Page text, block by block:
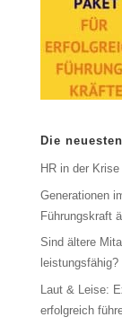
Die
HR in der
Generationen
Führungskraft
Sind ältere
leistungsfähig?
Laut & Leise:
erfolgreich